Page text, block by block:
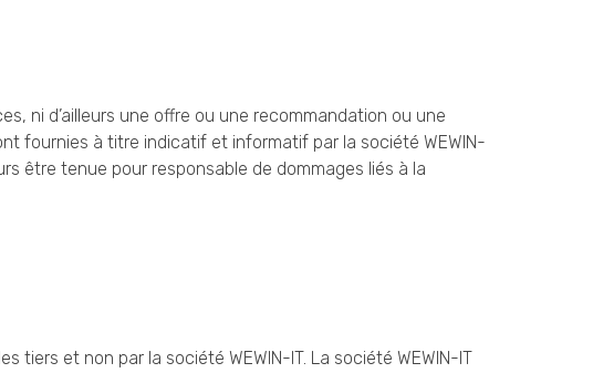
ni d’ailleurs une offre ou une recommandation ou une
fournies à titre indicatif et informatif par la société WEWIN-
être tenue pour responsable de dommages liés à la
et non par la société WEWIN-IT. La société WEWIN-IT